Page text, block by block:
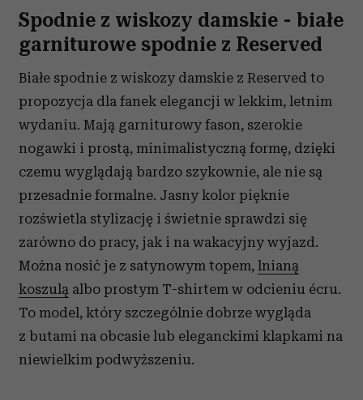
Spodnie z wiskozy damskie - białe
garniturowe spodnie z Reserved
Białe spodnie z wiskozy damskie z Reserved to
propozycja dla fanek elegancji w lekkim, letnim
wydaniu. Mają garniturowy fason, szerokie
nogawki i prostą, minimalistyczną formę, dzięki
czemu wyglądają bardzo szykownie, ale nie są
przesadnie formalne. Jasny kolor pięknie
rozświetla stylizację i świetnie sprawdzi się
zarówno do pracy, jak i na wakacyjny wyjazd.
Można nosić je z satynowym topem, lnianą
koszulą albo prostym T-shirtem w odcieniu écru.
To model, który szczególnie dobrze wygląda
z butami na obcasie lub eleganckimi klapkami na
niewielkim podwyższeniu.